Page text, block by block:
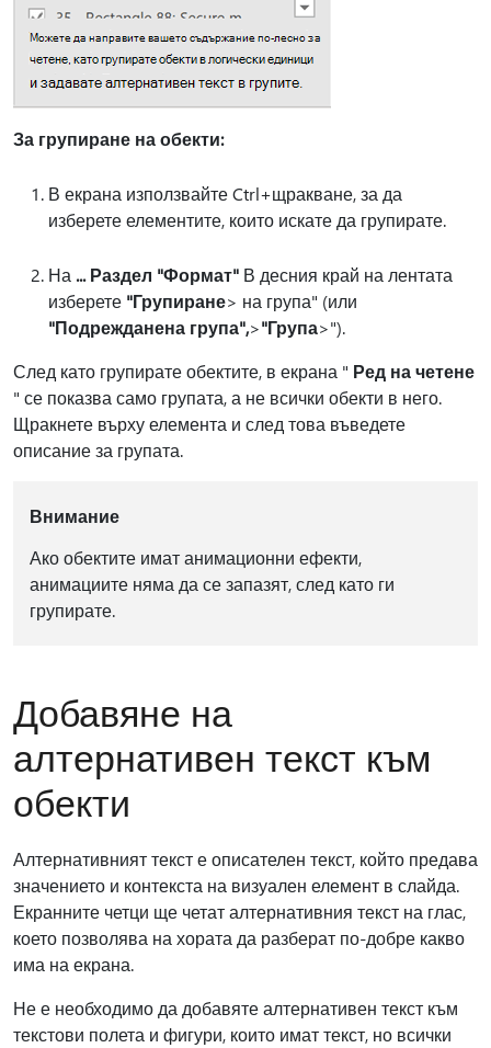
За групиране на обекти:
В екрана използвайте Ctrl+щракване, за да
изберете елементите, които искате да групирате.
На ... Раздел "Формат" В десния край на лентата
изберете "Групиране> на група" (или
"Подрежданена група",>"Група>").
След като групирате обектите, в екрана " Ред на четене
" се показва само групата, а не всички обекти в него.
Щракнете върху елемента и след това въведете
описание за групата.
Внимание
Ако обектите имат анимационни ефекти,
анимациите няма да се запазят, след като ги
групирате.
Добавяне на
алтернативен текст към
обекти
Алтернативният текст е описателен текст, който предава
значението и контекста на визуален елемент в слайда.
Екранните четци ще четат алтернативния текст на глас,
което позволява на хората да разберат по-добре какво
има на екрана.
Не е необходимо да добавяте алтернативен текст към
текстови полета и фигури, които имат текст, но всички